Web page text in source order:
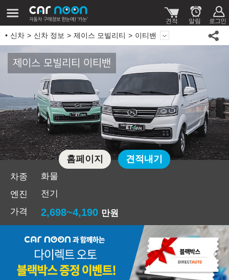
신차 신차 정보 제이스 모빌리티 이티밴
제이스 모빌리티 이티밴
차종
화물
엔진
전기
가격
2,698~4,190 만원
홈페이지 견적내기